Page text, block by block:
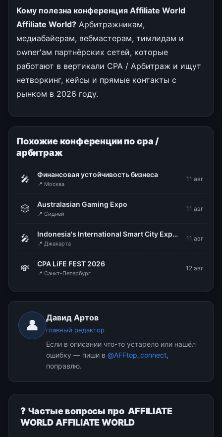
Кому полезна конференция Affiliate World
Affiliate World? Арбитражникам,
медиабайерам, вебмастерам, тимлидам и
owner'ам партнёрских сетей, которые
работают в вертикали CPA / Арбитраж и ищут
нетворкинг, кейсы и прямые контакты с
рынком в 2026 году.
Похожие конференции по cpa /
арбитраж
🎤 Финансовая устойчивость бизнеса
📍 Москва
11 авг
🎲 Australasian Gaming Expo
📍 Сидней
11 авг
🎤 Indonesia's International Smart City Expo & Forum (IISMEX 2026)
📍 Джакарта
11 авг
💸 CPA LiFE FEST 2026
📍 Санкт-Петербург
12 авг
👤 Давид Артов
главный редактор
Если в описании что-то устарело или нашёл
ошибку — пиши в @AFFtop_connect,
поправлю.
❓ Частые вопросы про AFFILIATE
WORLD AFFILIATE WORLD